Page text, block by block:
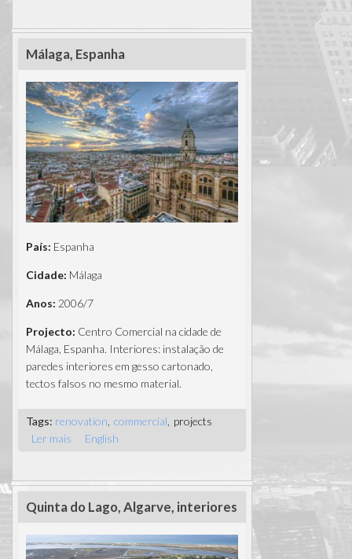
Málaga, Espanha
País: Espanha
Cidade: Málaga
Anos: 2006/7
Projecto: Centro Comercial na cidade de
Málaga, Espanha. Interiores: instalação de
paredes interiores em gesso cartonado,
tectos falsos no mesmo material.
Tags: renovation commercial projects
Ler mais acerca de Málaga, Espanha
English
Quinta do Lago, Algarve, interiores